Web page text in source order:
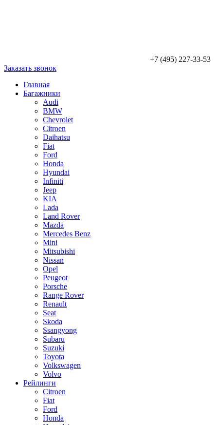
+7 (495) 227-33-53
Заказать звонок
Главная
Багажники
Audi
BMW
Chevrolet
Citroen
Daihatsu
Fiat
Ford
Honda
Hyundai
Infiniti
Jeep
KIA
Lada
Land Rover
Mazda
Mercedes Benz
Mini
Mitsubishi
Nissan
Opel
Peugeot
Porsche
Range Rover
Renault
Seat
Skoda
Ssangyong
Subaru
Suzuki
Toyota
Volkswagen
Volvo
Рейлинги
Citroen
Fiat
Ford
Honda